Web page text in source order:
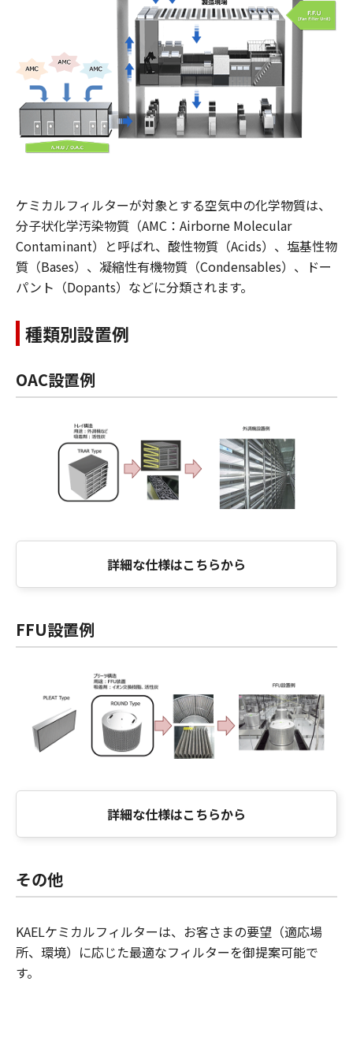
ケミカルフィルターが対象とする空気中の化学物質は、
分子状化学汚染物質（AMC：Airborne Molecular
Contaminant）と呼ばれ、酸性物質（Acids）、塩基性物
質（Bases）、凝縮性有機物質（Condensables）、ドー
パント（Dopants）などに分類されます。
種類別設置例
OAC設置例
詳細な仕様はこちらから
FFU設置例
詳細な仕様はこちらから
その他
KAELケミカルフィルターは、お客さまの要望（適応場
所、環境）に応じた最適なフィルターを御提案可能で
す。